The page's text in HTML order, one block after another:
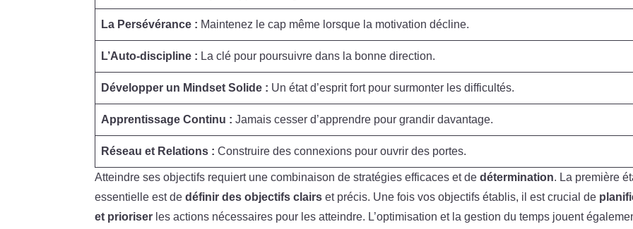
La Persévérance : Maintenez le cap même lorsque la motivation décline.
L’Auto-discipline : La clé pour poursuivre dans la bonne direction.
Développer un Mindset Solide : Un état d’esprit fort pour surmonter les difficultés.
Apprentissage Continu : Jamais cesser d’apprendre pour grandir davantage.
Réseau et Relations : Construire des connexions pour ouvrir des portes.
Atteindre ses objectifs requiert une combinaison de stratégies efficaces et dedétermination. La première
essentielle est dedéfinir des objectifs clairs et précis. Une fois vos objectifs établis, il est crucial de
et prioriser les actions nécessaires pour les atteindre. L’optimisation et la gestion du temps jouent